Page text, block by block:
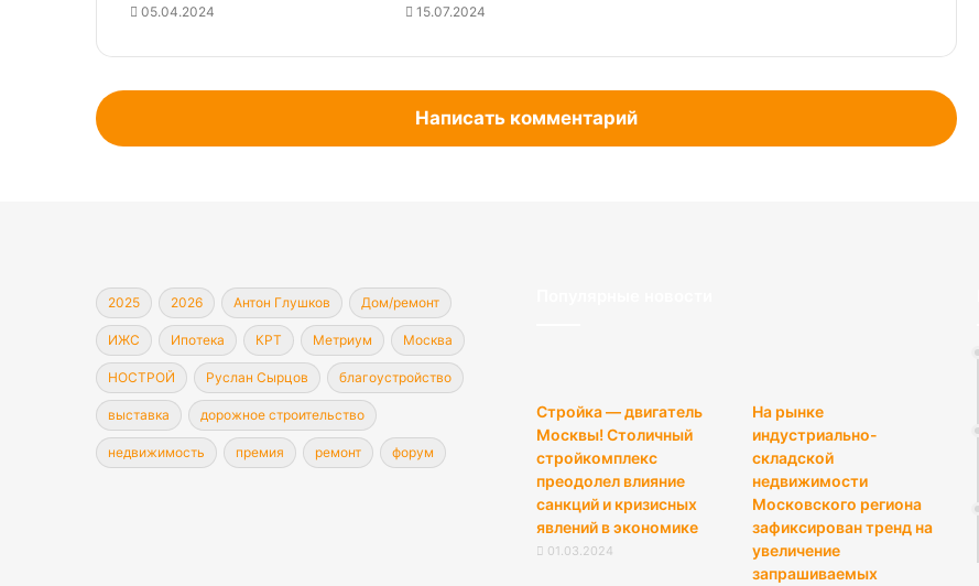
05.04.2024 15.07.2024
Написать комментарий
2025 2026 Антон Глушков Дом/ремонт
ИЖС Ипотека КРТ Метриум Москва
НОСТРОЙ Руслан Сырцов благоустройство
выставка дорожное строительство
недвижимость премия ремонт форум
Стройка — двигатель
Москвы! Столичный
стройкомплекс
преодолел влияние
санкций и кризисных
явлений в экономике
01.03.2024
На рынке
индустриально-
складской
недвижимости
Московского региона
зафиксирован тренд на
увеличение
запрашиваемых